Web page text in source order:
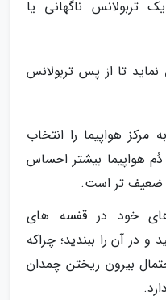
ناگهانی یا
تا از پس تربولانس
هواپیما را انتخاب
هواپیما بیشتر احساس
ضعیف تر است.
های خود در قفسه های
و در آن را ببندید؛ چراکه
بیرون ریختن چمدان